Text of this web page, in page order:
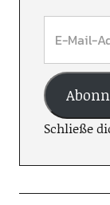
Schließe